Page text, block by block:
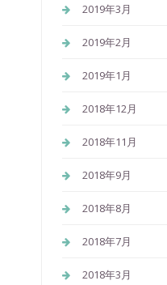
2019年3月
2019年2月
2019年1月
2018年12月
2018年11月
2018年9月
2018年8月
2018年7月
2018年3月